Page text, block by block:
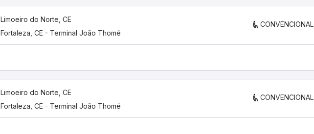
Limoeiro do Norte, CE
Fortaleza, CE - Terminal João Thomé
CONVENCIONAL
Limoeiro do Norte, CE
Fortaleza, CE - Terminal João Thomé
CONVENCIONAL